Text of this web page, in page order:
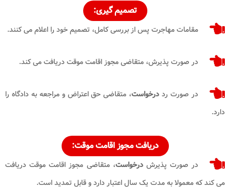
تصمیم گیری:
مقامات مهاجرت پس از بررسی کامل، تصمیم خود را اعلام می کنند.
در صورت پذیرش، متقاضی مجوز اقامت موقت دریافت می کند.
در صورت رد درخواست، متقاضی حق اعتراض و مراجعه به دادگاه را
دارد.
دریافت مجوز اقامت موقت:
در صورت پذیرش درخواست، متقاضی مجوز اقامت موقت دریافت
می کند که معمولا به مدت یک سال اعتبار دارد و قابل تمدید است.